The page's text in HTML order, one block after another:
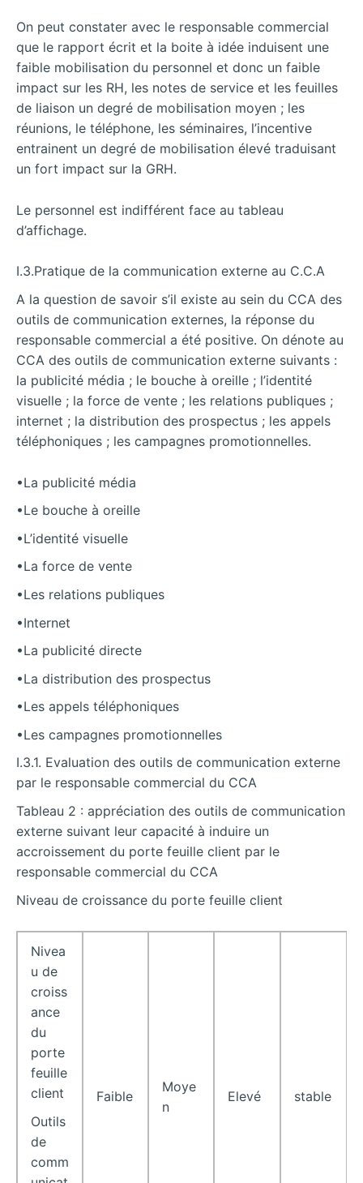
On peut constater avec le responsable commercial
que le rapport écrit et la boite à idée induisent une
faible mobilisation du personnel et donc un faible
impact sur les RH, les notes de service et les feuilles
de liaison un degré de mobilisation moyen ; les
réunions, le téléphone, les séminaires, l’incentive
entrainent un degré de mobilisation élevé traduisant
un fort impact sur la GRH.
Le personnel est indifférent face au tableau
d’affichage.
I.3.Pratique de la communication externe au C.C.A
A la question de savoir s’il existe au sein du CCA des
outils de communication externes, la réponse du
responsable commercial a été positive. On dénote au
CCA des outils de communication externe suivants :
la publicité média ; le bouche à oreille ; l’identité
visuelle ; la force de vente ; les relations publiques ;
internet ; la distribution des prospectus ; les appels
téléphoniques ; les campagnes promotionnelles.
•La publicité média
•Le bouche à oreille
•L’identité visuelle
•La force de vente
•Les relations publiques
•Internet
•La publicité directe
•La distribution des prospectus
•Les appels téléphoniques
•Les campagnes promotionnelles
I.3.1. Evaluation des outils de communication externe
par le responsable commercial du CCA
Tableau 2 : appréciation des outils de communication
externe suivant leur capacité à induire un
accroissement du porte feuille client par le
responsable commercial du CCA
Niveau de croissance du porte feuille client
Nivea
u de
croiss
ance
du
porte
feuille
client
Outils
de
comm
Faible
Moye
n
Elevé stable